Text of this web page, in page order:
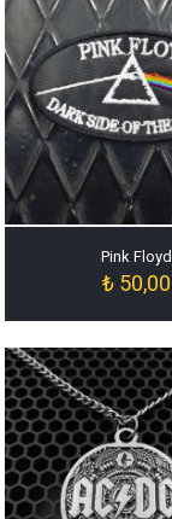
Pink Floyd
₺ 50,00